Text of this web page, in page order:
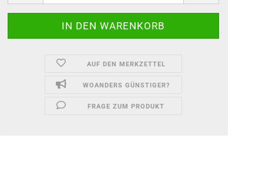
AUF DEN MERKZETTEL
WOANDERS GÜNSTIGER?
FRAGE ZUM PRODUKT